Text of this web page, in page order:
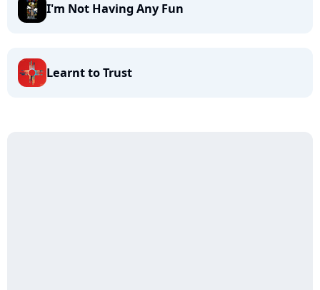
I'm Not Having Any Fun
Learnt to Trust